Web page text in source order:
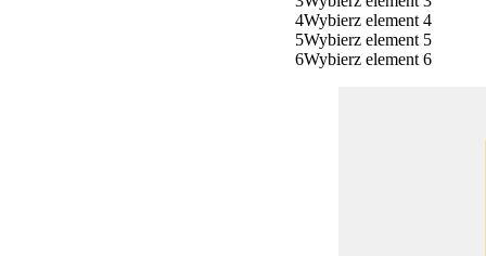
4Wybierz element 4
5Wybierz element 5
6Wybierz element 6